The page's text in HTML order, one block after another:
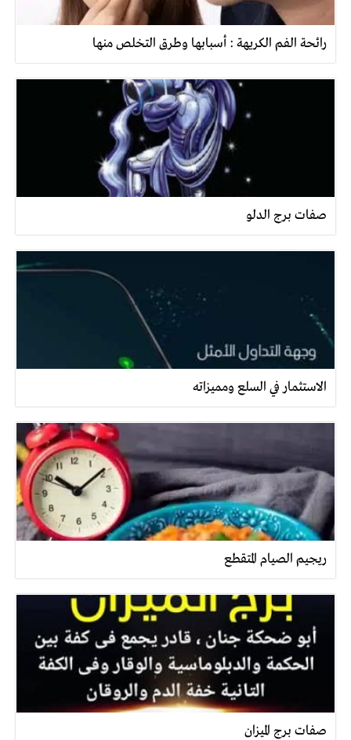
رائحة الفم الكريهة : أسبابها وطرق التخلص منها
صفات برج الدلو
الاستثمار في السلع ومميزاته
ريجيم الصيام المتقطع
صفات برج الميزان